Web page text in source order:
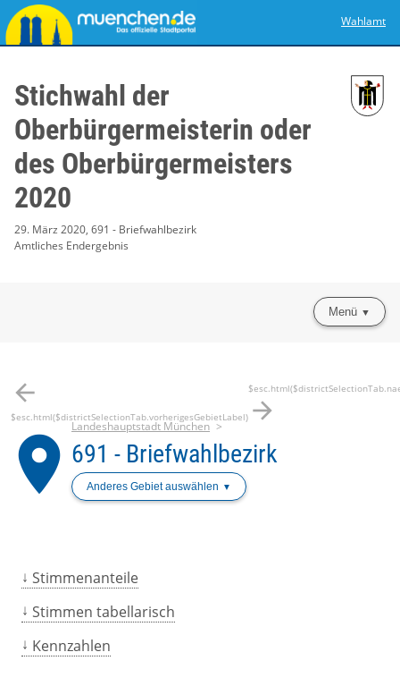
Wahlamt
Stichwahl der
Oberbürgermeisterin oder
des Oberbürgermeisters
2020
29. März 2020, 691 - Briefwahlbezirk
Amtliches Endergebnis
Menü
arrow_back
$esc.html($districtSelectionTab.vorherigesGebietLabel) arrow_forward
place
Landeshauptstadt München
691 - Briefwahlbezirk
Anderes Gebiet auswählen
Stimmenanteile
Stimmen tabellarisch
Kennzahlen